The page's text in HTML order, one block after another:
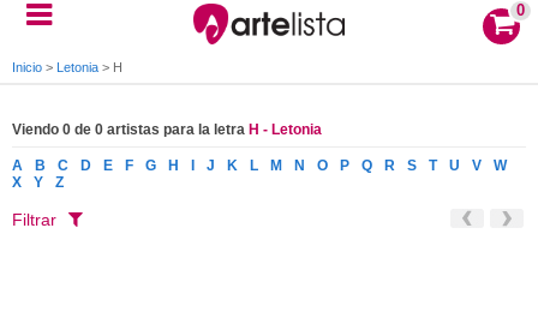
0
Inicio > Letonia > H
Viendo 0 de 0 artistas para la letra H - Letonia
A B C D E F G H J K L M N O P Q R S T U V
W
X
Y Z
Filtrar